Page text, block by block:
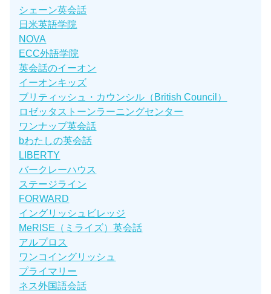
シェーン英会話
日米英語学院
NOVA
ECC外語学院
英会話のイーオン
イーオンキッズ
ブリティッシュ・カウンシル（British Council）
ロゼッタストーンラーニングセンター
ワンナップ英会話
bわたしの英会話
LIBERTY
バークレーハウス
ステージライン
FORWARD
イングリッシュビレッジ
MeRISE（ミライズ）英会話
アルプロス
ワンコイングリッシュ
プライマリー
ネス外国語会話